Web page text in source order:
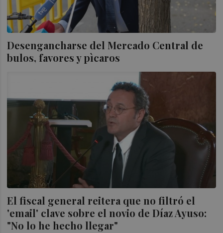
Desengancharse del Mercado Central de
bulos, favores y pìcaros
El fiscal general reitera que no filtró el
'email' clave sobre el novio de Díaz Ayuso:
"No lo he hecho llegar"